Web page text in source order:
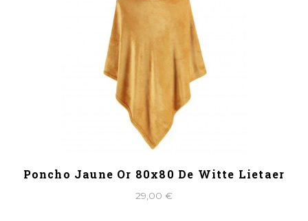
Poncho Jaune Or 80x80 De Witte Lietaer
29,00 €